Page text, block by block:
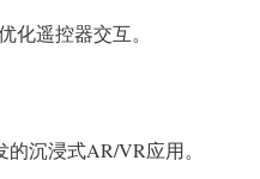
化遥控器交互。
的沉浸式AR/VR应用。